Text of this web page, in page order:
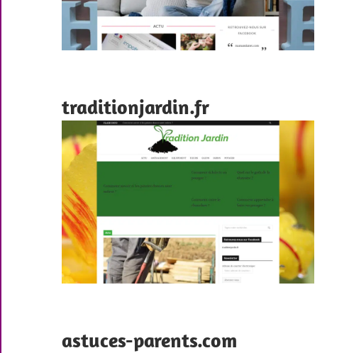
traditionjardin.fr
astuces-parents.com